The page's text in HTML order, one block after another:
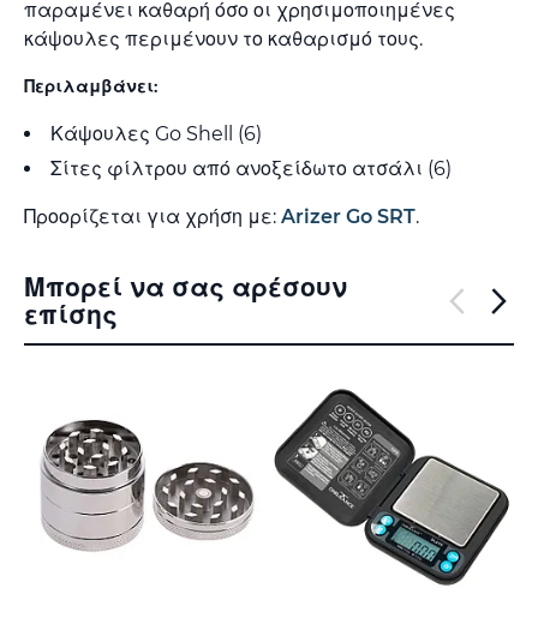
παραμένει καθαρή όσο οι χρησιμοποιημένες
κάψουλες περιμένουν το καθαρισμό τους.
Περιλαμβάνει:
Κάψουλες Go Shell (6)
Σίτες φίλτρου από ανοξείδωτο ατσάλι (6)
Προορίζεται για χρήση με: Arizer Go SRT.
Μπορεί να σας αρέσουν
επίσης